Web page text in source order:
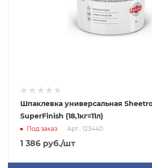
Шпаклевка универсальная
SuperFinish (18,1кг=11л)
Под заказ Арт.: 123440
1 386 руб./шт